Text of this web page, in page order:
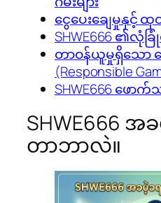
ငွေပေးချေမှုနှင့်
SHWE666 ၏လုံခ
တာဝန်ယူမှုရှိသော လ
(Responsible
SHWE666 ဖော
SHWE666
တာဘာလဲ။